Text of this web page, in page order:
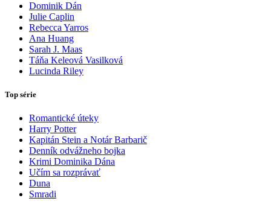
Dominik Dán
Julie Caplin
Rebecca Yarros
Ana Huang
Sarah J. Maas
Táňa Keleová Vasilková
Lucinda Riley
Top série
Romantické úteky
Harry Potter
Kapitán Stein a Notár Barbarič
Denník odvážneho bojka
Krimi Dominika Dána
Učím sa rozprávať
Duna
Smradi